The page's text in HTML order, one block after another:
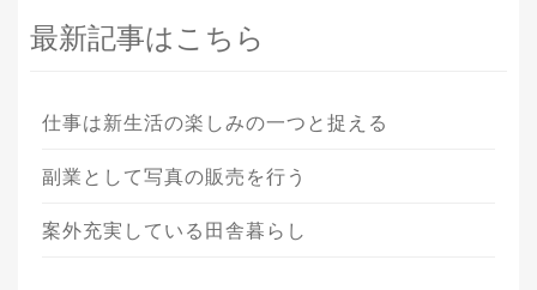
最新記事はこちら
仕事は新生活の楽しみの一つと捉える
副業として写真の販売を行う
案外充実している田舎暮らし